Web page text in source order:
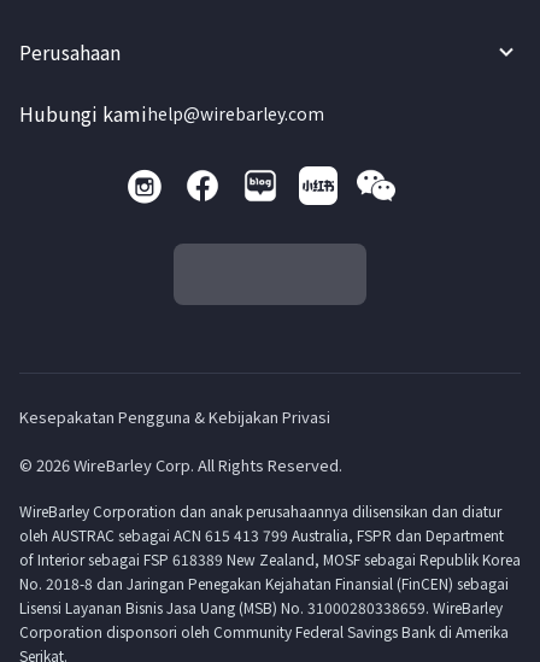
Perusahaan
Hubungi kamihelp@wirebarley.com
Kesepakatan Pengguna & Kebijakan Privasi
© 2026 WireBarley Corp. All Rights Reserved.
WireBarley Corporation dan anak perusahaannya dilisensikan dan diatur
oleh AUSTRAC sebagai ACN 615 413 799 Australia, FSPR dan Department
of Interior sebagai FSP 618389 New Zealand, MOSF sebagai Republik Korea
No. 2018-8 dan Jaringan Penegakan Kejahatan Finansial (FinCEN) sebagai
Lisensi Layanan Bisnis Jasa Uang (MSB) No. 31000280338659. WireBarley
Corporation disponsori oleh Community Federal Savings Bank di Amerika
Serikat.